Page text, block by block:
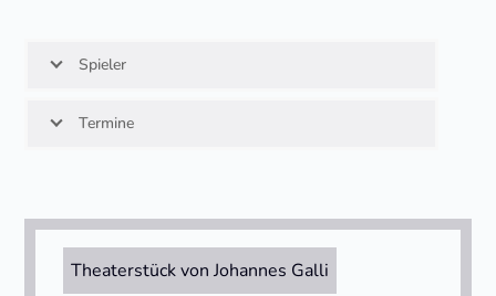
Spieler
Termine
Theaterstück von Johannes Galli